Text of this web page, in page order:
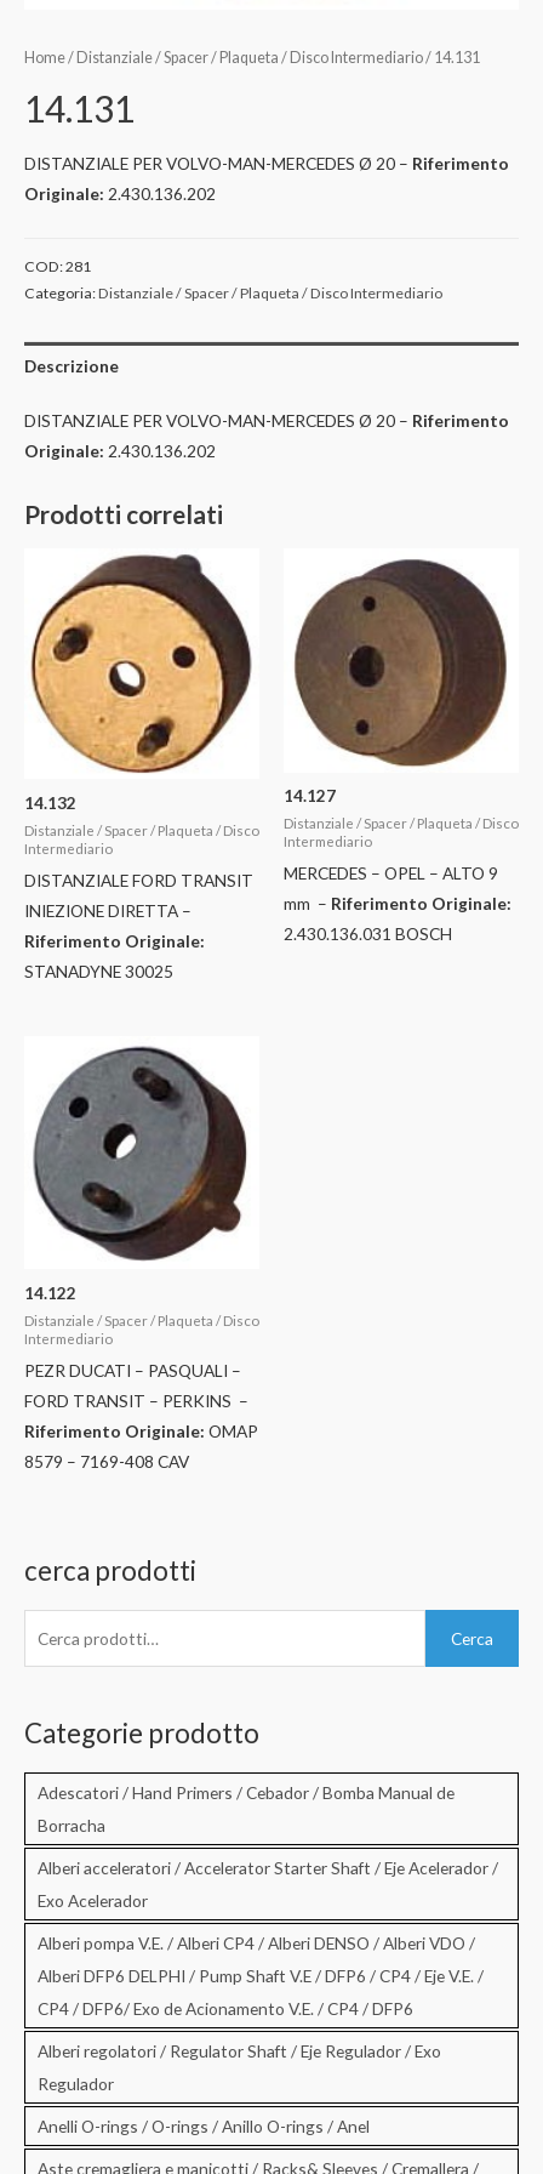
Home/ Distanziale / Spacer / Plaqueta / Disco Intermediario/ 14.131
14.131
DISTANZIALE PER VOLVO-MAN-MERCEDES Ø 20 – Riferimento
Originale: 2.430.136.202
COD:281
Categoria:Distanziale / Spacer / Plaqueta / Disco Intermediario
Descrizione
DISTANZIALE PER VOLVO-MAN-MERCEDES Ø 20 – Riferimento
Originale: 2.430.136.202
Prodotti correlati
14.132
Distanziale / Spacer / Plaqueta / Disco
Intermediario
DISTANZIALE FORD TRANSIT
INIEZIONE DIRETTA –
Riferimento Originale:
STANADYNE 30025
14.127
Distanziale / Spacer / Plaqueta / Disco
Intermediario
MERCEDES – OPEL – ALTO 9
mm – Riferimento Originale:
2.430.136.031 BOSCH
14.122
Distanziale / Spacer / Plaqueta / Disco
Intermediario
PEZR DUCATI – PASQUALI –
FORD TRANSIT – PERKINS –
Riferimento Originale: OMAP
8579 – 7169-408 CAV
cerca prodotti
c
Cerca
Categorie prodotto
Adescatori / Hand Primers / Cebador / Bomba Manual de
Borracha
Alberi acceleratori / Accelerator Starter Shaft / Eje Acelerador /
Exo Acelerador
Alberi pompa V.E. / Alberi CP4 / Alberi DENSO / Alberi VDO /
Alberi DFP6 DELPHI / Pump Shaft V.E / DFP6 / CP4 / Eje V.E. /
CP4 / DFP6/ Exo de Acionamento V.E. / CP4 / DFP6
Alberi regolatori / Regulator Shaft / Eje Regulador / Exo
Regulador
Anelli O-rings / O-rings / Anillo O-rings / Anel
Aste cremagliera e manicotti / Racks& Sleeves / Cremallera /